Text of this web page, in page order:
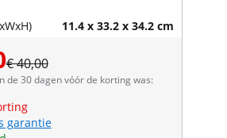
11.4 x 33.2 x 34.2 cm
€ 40,00
de 30 dagen vóór de korting was:
garantie